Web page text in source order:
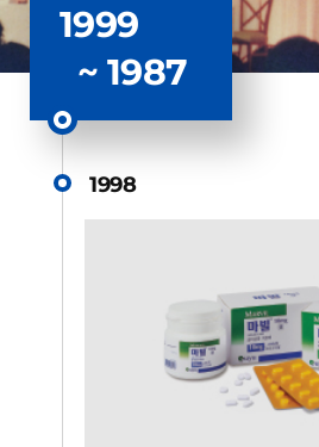
1999
~ 1987
1998